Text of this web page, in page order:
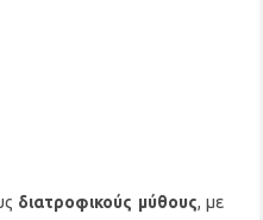
διατροφικούς μύθους, με